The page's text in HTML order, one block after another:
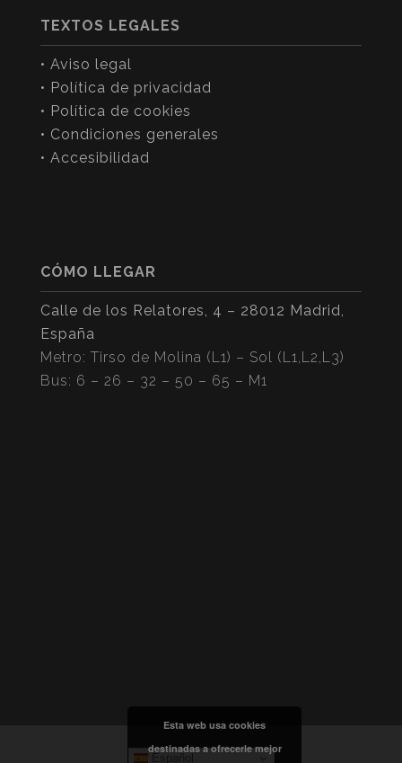
TEXTOS LEGALES
• Aviso legal
• Política de privacidad
• Política de cookies
• Condiciones generales
• Accesibilidad
CÓMO LLEGAR
Calle de los Relatores, 4 – 28012 Madrid,
España
Metro: Tirso de Molina (L1) – Sol (L1,L2,L3)
Bus: 6 – 26 – 32 – 50 – 65 – M1
Español
Esta web usa cookies
destinadas a ofrecerle mejor